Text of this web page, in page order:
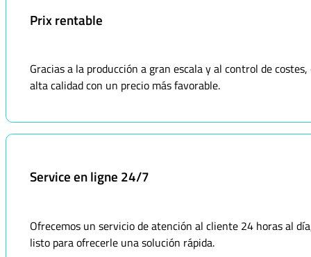
Prix rentable
Gracias a la producción a gran escala y al control de
alta calidad con un precio más favorable.
Service en ligne 24/7
Ofrecemos un servicio de atención al cliente 24 horas al
listo para ofrecerle una solución rápida.